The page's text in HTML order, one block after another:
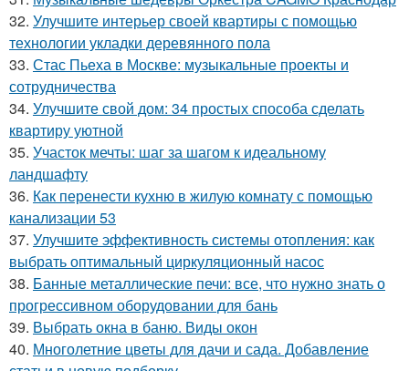
32. Улучшите интерьер своей квартиры с помощью
технологии укладки деревянного пола
33. Стас Пьеха в Москве: музыкальные проекты и
сотрудничества
34. Улучшите свой дом: 34 простых способа сделать
квартиру уютной
35. Участок мечты: шаг за шагом к идеальному
ландшафту
36. Как перенести кухню в жилую комнату с помощью
канализации 53
37. Улучшите эффективность системы отопления: как
выбрать оптимальный циркуляционный насос
38. Банные металлические печи: все, что нужно знать о
прогрессивном оборудовании для бань
39. Выбрать окна в баню. Виды окон
40. Многолетние цветы для дачи и сада. Добавление